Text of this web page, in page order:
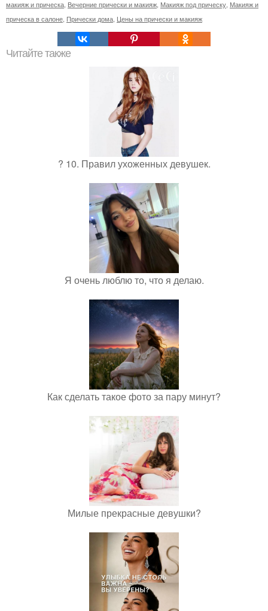
макияж и прическа, Вечерние прически и макияж, Макияж под прическу, Макияж и
прическа в салоне, Прически дома, Цены на прически и макияж
Читайте также
? 10. Правил ухоженных девушек.
Я очень люблю то, что я делаю.
Как сделать такое фото за пару минут?
Милые прекрасные девушки?